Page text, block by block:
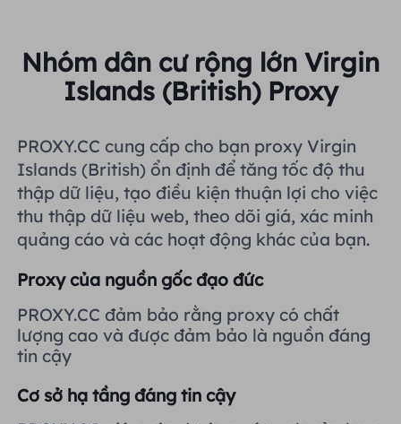
Hoa Kỳ
Vương quốc Anh
Brazil
Nga
Tích hợp thêm
Cách bật lại quyền thông
báo trang web
Indonesia
हिंदी
Português
Nhóm dân cư rộng lớn Virgin
Islands (British) Proxy
PROXY.CC cung cấp cho bạn proxy Virgin
Islands (British) ổn định để tăng tốc độ thu
thập dữ liệu, tạo điều kiện thuận lợi cho việc
thu thập dữ liệu web, theo dõi giá, xác minh
quảng cáo và các hoạt động khác của bạn.
Proxy của nguồn gốc đạo đức
PROXY.CC đảm bảo rằng proxy có chất
lượng cao và được đảm bảo là nguồn đáng
tin cậy
Cơ sở hạ tầng đáng tin cậy